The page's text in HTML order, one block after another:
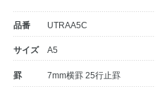
品番 UTRAA5C
サイズ A5
罫 7mm横罫 25行止罫